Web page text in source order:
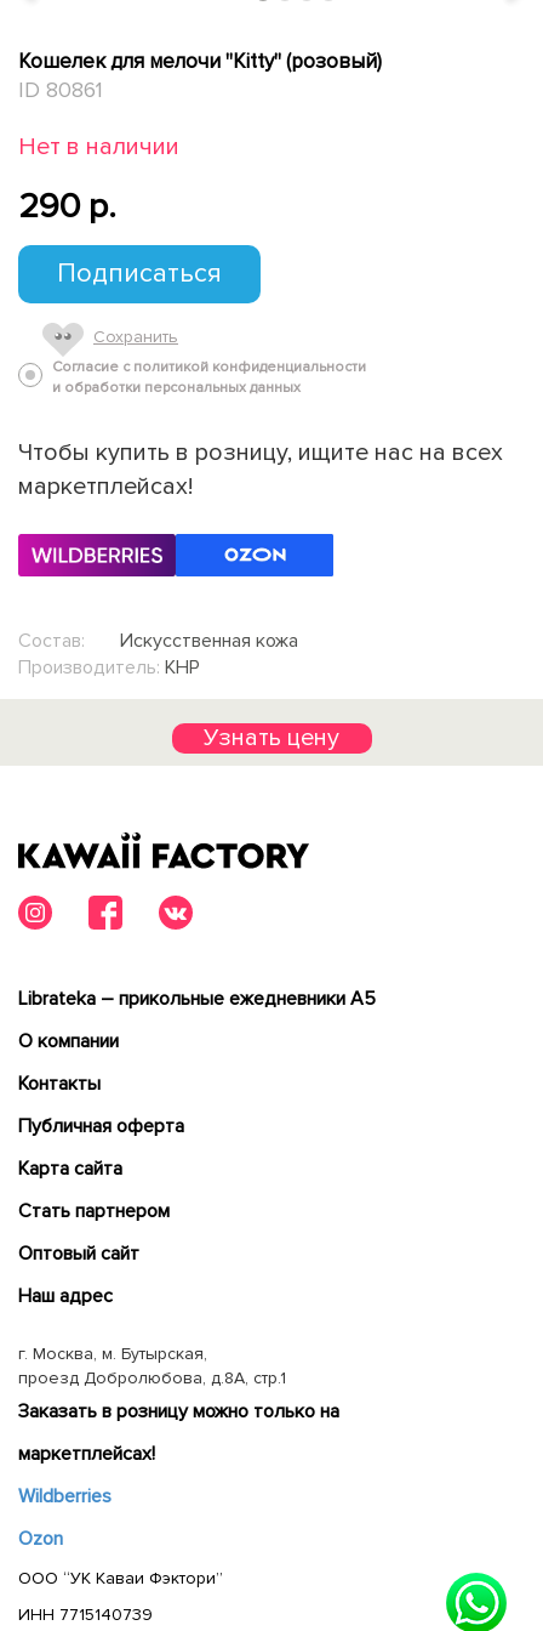
Кошелек для мелочи "Kitty" (розовый)
ID 80861
Нет в наличии
290 p.
Подписаться
Сохранить
Согласие с политикой конфиденциальности
и обработки персональных данных
Чтобы купить в розницу, ищите нас на всех
маркетплейсах!
Состав:
Искусственная кожа
Производитель: КНР
Узнать цену
Librateka – прикольные ежедневники А5
О компании
Контакты
Публичная оферта
Карта сайта
Cтать партнером
Оптовый сайт
Наш адрес
г. Москва, м. Бутырская,
проезд Добролюбова, д.8А, стр.1
Заказать в розницу можно только на
маркетплейсах!
Wildberries
Ozon
ООО “УК Каваи Фэктори”
ИНН 7715140739